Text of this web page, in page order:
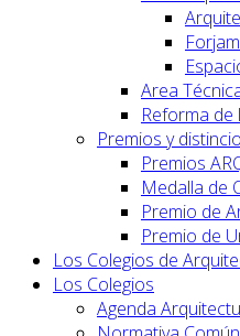
Area
Reforma de
Premios y
Premios
Medalla de
Premio de
Premio de
Los Colegios de
Los Colegios
Agenda